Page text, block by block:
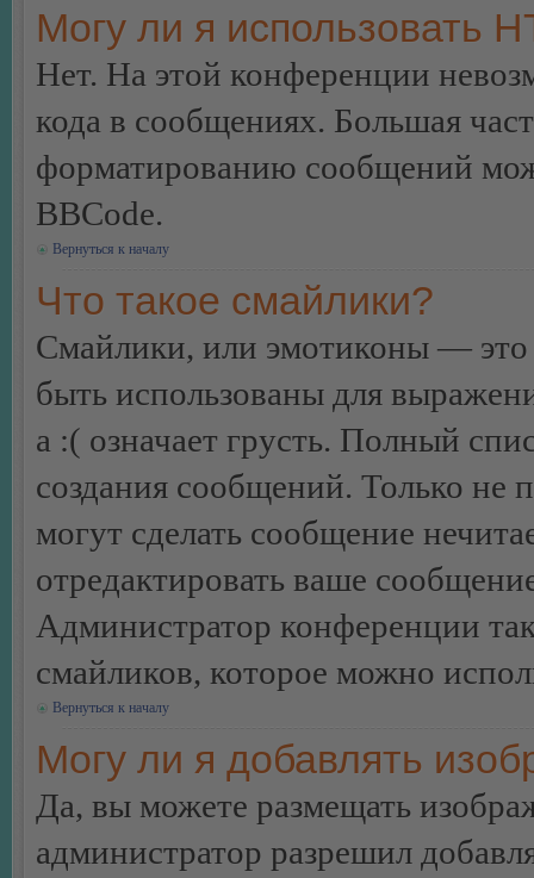
Могу ли я использовать
Нет. На этой конференции
кода в сообщениях. Большая
форматированию сообщений
BBCode.
Вернуться к началу
Что такое смайлики?
Смайлики, или эмотиконы — это
быть использованы для
а :( означает грусть. Полный
создания сообщений. Только не
могут сделать сообщение
отредактировать ваше
Администратор конференции
смайликов, которое можно
Вернуться к началу
Могу ли я добавлять
Да, вы можете размещать
администратор разрешил